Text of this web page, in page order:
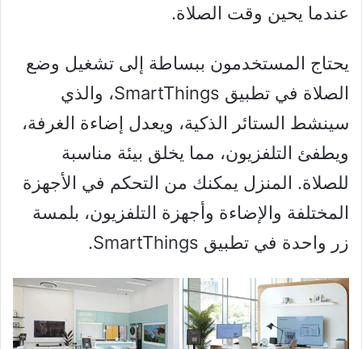
عندما يحين وقت الصلاة.
يحتاج المستخدمون ببساطة إلى تشغيل وضع
الصلاة في تطبيق SmartThings، والذي
سينشط الستائر الذكية، ويعدل إضاءة الغرفة،
ويطفئ التلفزيون، مما يخلق بيئة مناسبة
للصلاة. المنزل يمكنك من التحكم في الأجهزة
المختلفة والإضاءة وأجهزة التلفزيون، بلمسة
زر واحدة في تطبيق SmartThings.